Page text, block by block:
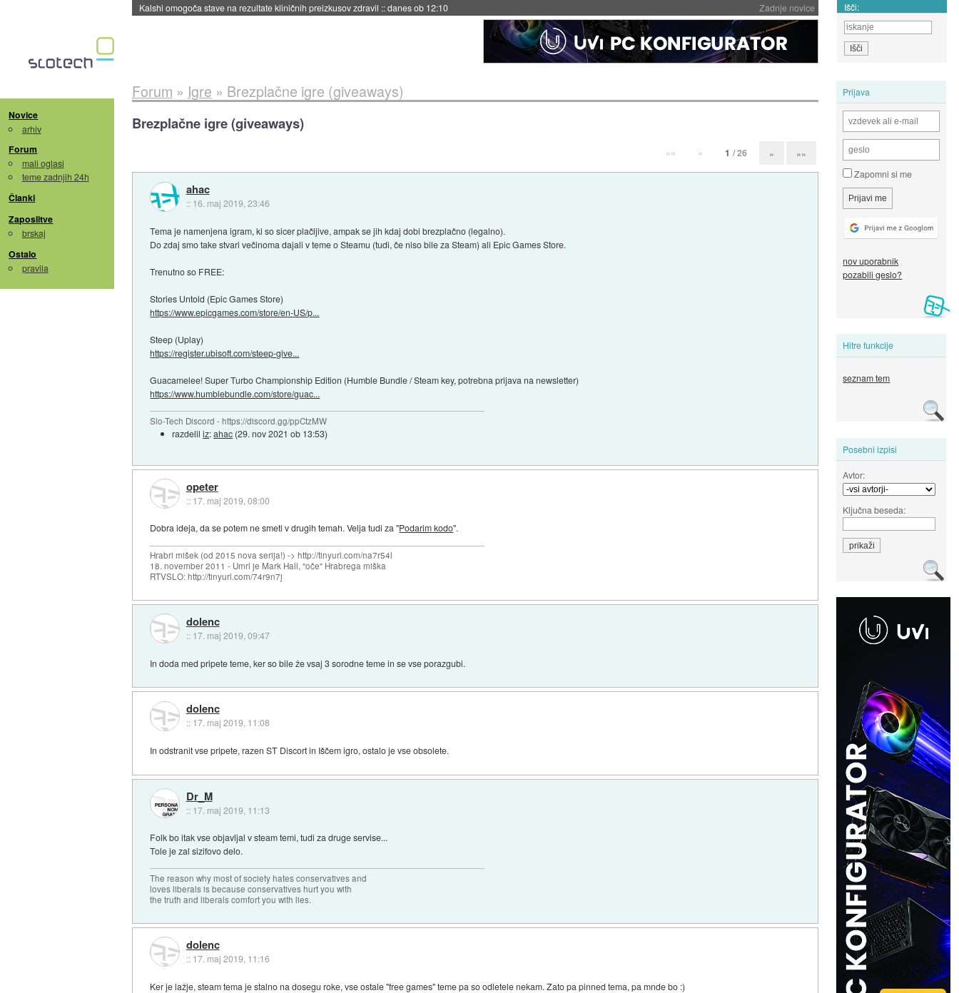
Zadnje novice
Sandisk že prodal več kot polovico SSD-jev za naslednji dve leti::danes ob 11:37 Išči:
Novice
arhiv
Forum
mali oglasi
teme zadnjih 24h
Članki
Zaposlitve
brskaj
Ostalo
pravila
Prijava
Zapomni si me
nov uporabnik
pozabili geslo?
Hitre funkcije
seznam tem
Posebni izpisi
Avtor:
Ključna beseda:
Forum » Igre » Brezplačne igre (giveaways)
Brezplačne igre (giveaways)
«« « 1 / 26 » »»
ahac
:: 16. maj 2019, 23:46
Tema je namenjena igram, ki so sicer plačljive, ampak se jih kdaj dobi brezplačno (legalno).
Do zdaj smo take stvari večinoma dajali v teme o Steamu (tudi, če niso bile za Steam) ali Epic Games Store.
Trenutno so FREE:
Stories Untold (Epic Games Store)
https://www.epicgames.com/store/en-US/p...
Steep (Uplay)
https://register.ubisoft.com/steep-give...
Guacamelee! Super Turbo Championship Edition (Humble Bundle / Steam key, potrebna prijava na newsletter)
https://www.humblebundle.com/store/guac...
Slo-Tech Discord - https://discord.gg/ppCtzMW
razdeliliz:ahac (29. nov 2021 ob 13:53)
opeter
:: 17. maj 2019, 08:00
Dobra ideja, da se potem ne smeti v drugih temah. Velja tudi za "Podarim kodo".
Hrabri mišek (od 2015 nova serija!) -> http://tinyurl.com/na7r54l
18. november 2011 - Umrl je Mark Hall, "oče" Hrabrega miška
RTVSLO: http://tinyurl.com/74r9n7j
dolenc
:: 17. maj 2019, 09:47
In doda med pripete teme, ker so bile že vsaj 3 sorodne teme in se vse porazgubi.
dolenc
:: 17. maj 2019, 11:08
In odstranit vse pripete, razen ST Discort in Iščem igro, ostalo je vse obsolete.
Dr_M
:: 17. maj 2019, 11:13
Folk bo itak vse objavljal v steam temi, tudi za druge servise...
Tole je zal sizifovo delo.
The reason why most of society hates conservatives and
loves liberals is because conservatives hurt you with
the truth and liberals comfort you with lies.
dolenc
:: 17. maj 2019, 11:16
Ker je lažje, steam tema je stalno na dosegu roke, vse ostale "free games" teme pa so odletele nekam. Zato pa pinned tema, pa mnde bo :)